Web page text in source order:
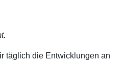
täglich die Entwicklungen an